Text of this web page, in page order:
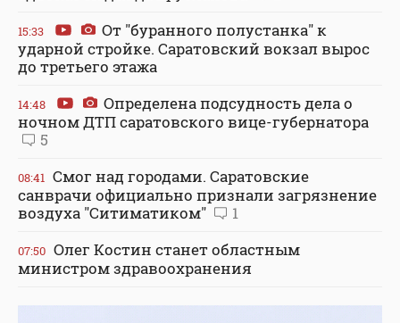
15:33
От "буранного полустанка" к
ударной стройке. Саратовский вокзал вырос
до третьего этажа
14:48
Определена подсудность дела о
ночном ДТП саратовского вице-губернатора
5
08:41 Смог над городами. Саратовские
санврачи официально признали загрязнение
воздуха "Ситиматиком"
1
07:50 Олег Костин станет областным
министром здравоохранения